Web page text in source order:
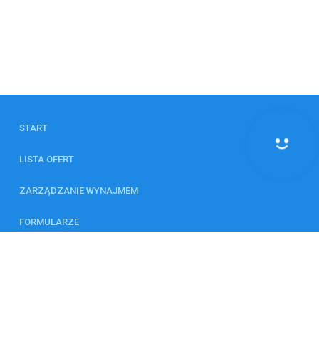
START
LISTA OFERT
ZARZĄDZANIE WYNAJMEM
FORMULARZE